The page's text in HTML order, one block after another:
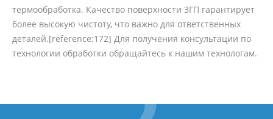
термообработка. Качество поверхности 3ГП гарантирует
более высокую чистоту, что важно для ответственных
деталей.[reference:172] Для получения консультации по
технологии обработки обращайтесь к нашим технологам.